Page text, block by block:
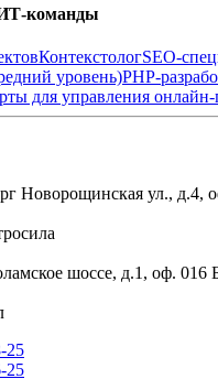
команды
КонтекстологSEO-
уровень)PHP-
для управления
Новорощинская ул., д.4,
шоссе, д.1, оф. 016
25
25